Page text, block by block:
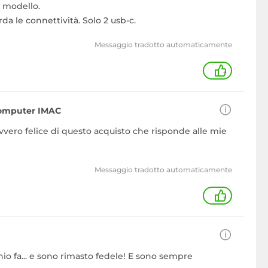
modello.
le connettività. Solo 2 usb-c.
Messaggio tradotto automaticamente
+
IMAC
felice di questo acquisto che risponde alle mie
Messaggio tradotto automaticamente
+
fa... e sono rimasto fedele! E sono sempre